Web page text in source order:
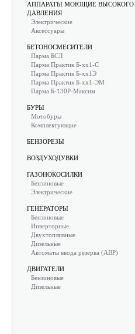
АППАРАТЫ МОЮЩИЕ ВЫСОКОГО
ДАВЛЕНИЯ
Электрические
Аксессуары
БЕТОНОСМЕСИТЕЛИ
Парма БСЛ
Парма Практик Б-хх1-С
Парма Практик Б-хх1Э
Парма Практик Б-хх1-ЭМ
Парма Б-130Р-Максим
БУРЫ
Мотобуры
Комплектующие
БЕНЗОРЕЗЫ
ВОЗДУХОДУВКИ
ГАЗОНОКОСИЛКИ
Бензиновые
Электрические
ГЕНЕРАТОРЫ
Бензиновые
Инверторные
Двухтопливные
Дизельные
Автоматы ввода резерва (АВР)
ДВИГАТЕЛИ
Бензиновые
Дизельные